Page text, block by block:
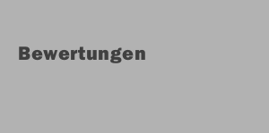
Bewertungen